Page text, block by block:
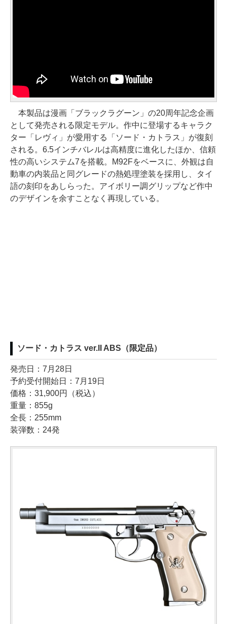
本製品は漫画「ブラックラグーン」の20周年記念企画
として発売される限定モデル。作中に登場するキャラク
ター「レヴィ」が愛用する「ソード・カトラス」が復刻
される。6.5インチバレルは高精度に進化したほか、信頼
性の高いシステム7を搭載。M92Fをベースに、外観は自
動車の内装品と同グレードの熱処理塗装を採用し、タイ
語の刻印をあしらった。アイボリー調グリップなど作中
のデザインを余すことなく再現している。
ソード・カトラス ver.II ABS（限定品）
発売日：7月28日
予約受付開始日：7月19日
価格：31,900円（税込）
重量：855g
全長：255mm
装弾数：24発